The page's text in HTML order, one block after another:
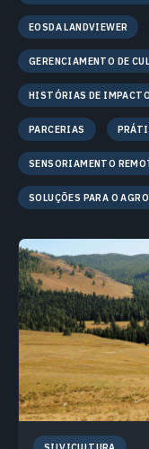
EOSDA LANDVIEWER
GERENCIAMENTO DE
HISTÓRIAS DE IMPACTO
PARCERIAS
SENSORIAMENTO
SOLUÇÕES PARA O